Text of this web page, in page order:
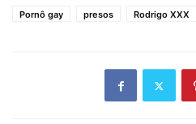
Pornô gay
presos Rodrigo XXX